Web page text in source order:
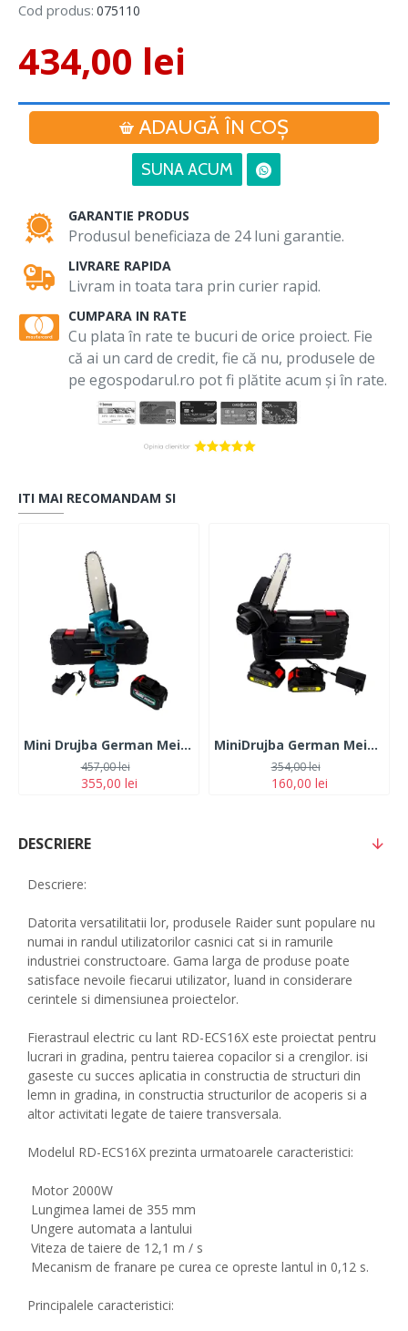
Cod produs: 075110
434,00 lei
ADAUGĂ ÎN COŞ
SUNA ACUM
GARANTIE PRODUS
Produsul beneficiaza de 24 luni garantie.
LIVRARE RAPIDA
Livram in toata tara prin curier rapid.
CUMPARA IN RATE
Cu plata în rate te bucuri de orice proiect. Fie
că ai un card de credit, fie că nu, produsele de
pe egospodarul.ro pot fi plătite acum și în rate.
ITI MAI RECOMANDAM SI
Mini Drujba German Meister 128V, 10Ah, cu 2 Acumulatori, Lama 20CM, Albastra
355,00 lei
457,00 lei
MiniDrujba German Meister, 36V, 5Ah, 2 Acumulatori, Lama 15CM, Neagra
160,00 lei
354,00 lei
DESCRIERE
Descriere:
Datorita versatilitatii lor, produsele Raider sunt populare nu
numai in randul utilizatorilor casnici cat si in ramurile
industriei constructoare. Gama larga de produse poate
satisface nevoile fiecarui utilizator, luand in considerare
cerintele si dimensiunea proiectelor.
Fierastraul electric cu lant RD-ECS16X este proiectat pentru
lucrari in gradina, pentru taierea copacilor si a crengilor. isi
gaseste cu succes aplicatia in constructia de structuri din
lemn in gradina, in constructia structurilor de acoperis si a
altor activitati legate de taiere transversala.
Modelul RD-ECS16X prezinta urmatoarele caracteristici:
Motor 2000W
Lungimea lamei de 355 mm
Ungere automata a lantului
Viteza de taiere de 12,1 m / s
Mecanism de franare pe curea ce opreste lantul in 0,12 s.
Principalele caracteristici: